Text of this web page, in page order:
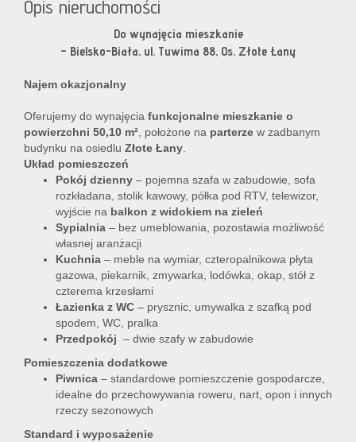
Opis nieruchomości
Do wynajęcia mieszkanie
– Bielsko-Biała, ul. Tuwima 88, Os. Złote Łany
Najem okazjonalny
Oferujemy do wynajęcia funkcjonalne mieszkanie o
powierzchni 50,10 m², położone na parterze w zadbanym
budynku na osiedlu Złote Łany.
Układ pomieszczeń
Pokój dzienny – pojemna szafa w zabudowie, sofa
rozkładana, stolik kawowy, półka pod RTV, telewizor,
wyjście na balkon z widokiem na zieleń
Sypialnia – bez umeblowania, pozostawia możliwość
własnej aranżacji
Kuchnia – meble na wymiar, czteropalnikowa płyta
gazowa, piekarnik, zmywarka, lodówka, okap, stół z
czterema krzesłami
Łazienka z WC – prysznic, umywalka z szafką pod
spodem, WC, pralka
Przedpokój – dwie szafy w zabudowie
Pomieszczenia dodatkowe
Piwnica – standardowe pomieszczenie gospodarcze,
idealne do przechowywania roweru, nart, opon i innych
rzeczy sezonowych
Standard i wyposażenie